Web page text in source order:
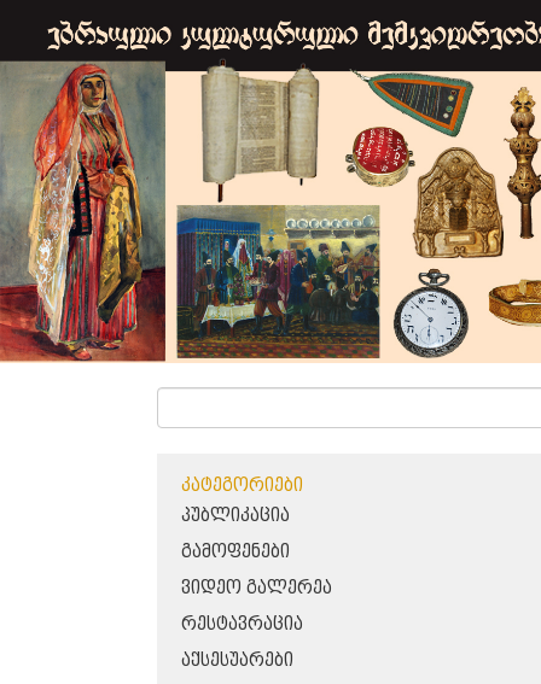
ᲙᲐᲢᲔᲒᲝᲠᲘᲔᲑᲘ
ᲞᲣᲑᲚᲘᲙᲐᲪᲘᲐ
ᲒᲐᲛᲝᲤᲔᲜᲔᲑᲘ
ᲕᲘᲓᲔᲝ ᲒᲐᲚᲔᲠᲔᲐ
ᲠᲔᲡᲢᲐᲕᲠᲐᲪᲘᲐ
ᲐᲥᲡᲔᲡᲣᲐᲠᲔᲑᲘ